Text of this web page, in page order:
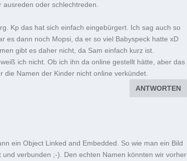
oder schlechtreden.
Kp das hat sich einfach eingebürgert. Ich sag auch so
es dann noch Mopsi, da er so viel Babyspeck hatte xD
gibt es daher nicht, da Sam einfach kurz ist.
ich nicht. Ob ich ihn da online gestellt hätte, aber das
Namen der Kinder nicht online verkündet.
ANTWORTEN
ein Object Linked and Embedded. So wie man ein Bild
verbunden ;-). Den echten Namen könnten wir vorher